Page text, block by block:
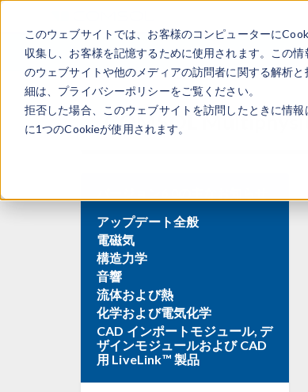
このウェブサイトでは、お客様のコンピューターに
収集し、お客様を記憶するために使用されます。この
のウェブサイトや他のメディアの訪問者に関する解析
細は、プライバシーポリシーをご覧ください。
拒否した場合、このウェブサイトを訪問したときに情
に1つのCookieが使用されます。
COMSOL
アップデート全般
電磁気
構造力学
音響
流体および熱
化学および電気化学
CAD インポートモジュール, デ
ザインモジュールおよび CAD
用 LiveLink™ 製品